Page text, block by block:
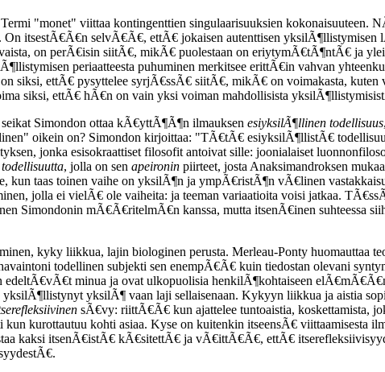
"monet" viittaa kontingenttien singulaarisuuksien kokonaisuuteen.
On itsestÃ€Ã€n selvÃ€Ã€, ettÃ€ jokaisen autenttisen
on perÃ€isin siitÃ€, mikÃ€ puolestaan on eriytymÃ€tÃ¶ntÃ€ ja
periaatteesta puhuminen merkitsee erittÃ€in vahvan
siksi, ettÃ€ pysyttelee syrjÃ€ssÃ€ siitÃ€, mikÃ€ on voimakasta, kuten
siksi, ettÃ€ hÃ€n on vain yksi voiman mahdollisista
Simondon ottaa kÃ€yttÃ¶Ã¶n ilmauksen esiyksilÃ¶llinen todellisuus
oikein on? Simondon kirjoittaa: "TÃ€tÃ€ esiyksilÃ¶llistÃ€
jonka esisokraattiset filosofit antoivat sille: joonialaiset
, jolla on sen apeironin piirteet, josta Anaksimandroksen
kun taas toinen vaihe on yksilÃ¶n ja ympÃ€ristÃ¶n vÃ€linen
jolla ei vielÃ€ ole vaiheita: ja teeman variaatioita voisi jatkaa.
Simondonin mÃ€Ã€ritelmÃ€n kanssa, mutta itsenÃ€inen suhteessa
kyky liikkua, lajin biologinen perusta. Merleau-Ponty huomauttaa
todellinen subjekti sen enempÃ€Ã€ kuin tiedostan olevani
minua ja ovat ulkopuolisia henkilÃ¶kohtaiseen
yksilÃ¶ vaan laji sellaisenaan. Kykyyn liikkua ja aistia
sÃ€vy: riittÃ€Ã€ kun ajattelee tuntoaistia, koskettamista,
kun kurottautuu kohti asiaa. Kyse on kuitenkin itseensÃ€ viittaamisesta
kaksi itsenÃ€istÃ€ kÃ€sitettÃ€ ja vÃ€ittÃ€Ã€, ettÃ€